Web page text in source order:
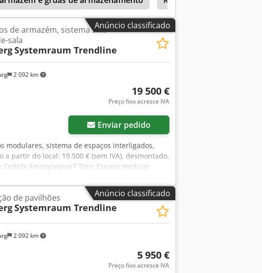
o 4.º trimestre de 2026
Anúncio classificado
2 092 km
de armazém, sistema sala-
sala
Systemraum Trendline
19 500 €
Preço fixo acresce IVA
Enviar pedido
modulares, sistema de espaços interligados,
a partir do local: 19.500 € (sem IVA), desmontado,
Amjzqzyqjusrf Tipo: Espaço modular
2014 Telhado acessível, com capacidade
1,03 m Comprimento:
m ou 8,10 m (6-7 módulos) Altura:
são fechados em três lados e, portanto, um
etc., conforme disponível. Sem piso.
4.º trimestre de 2026 Localização: Hamburgo
Anúncio classificado
2 092 km
de pavilhões
Systemraum Trendline
5 950 €
Preço fixo acresce IVA